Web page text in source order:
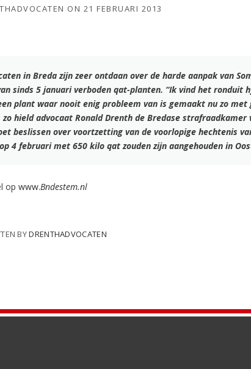
ON 21 FEBRUARI 2013
in Breda zijn zeer ontdaan over de harde aanpak van
sinds 5 januari verboden qat-planten. “Ik vind het ronduit
plant waar nooit enig probleem van is gemaakt nu zo met
hield advocaat Ronald Drenth de Bredase strafraadkamer
beslissen over voortzetting van de voorlopige hechtenis
4 februari met 650 kilo qat zouden zijn aangehouden in
op www.Bndestem.nl
BYDRENTHADVOCATEN